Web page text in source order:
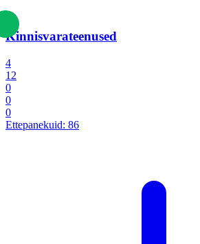
Kinnisvarateenused
4
12
0
0
0
Ettepanekuid: 86